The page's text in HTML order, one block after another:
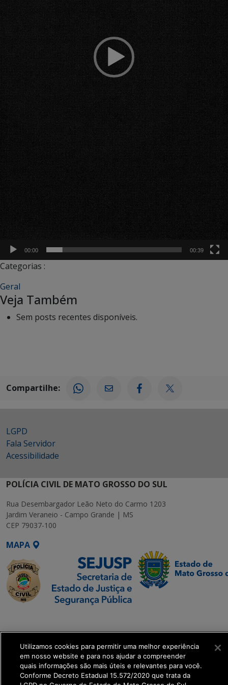
00:00 00:39
Categorias :
Geral
Veja Também
Sem posts recentes disponíveis.
Compartilhe:
LGPD
Fala Servidor
Acessibilidade
POLÍCIA CIVIL DE MATO GROSSO DO SUL
Rua Desembargador Leão Neto do Carmo 1203
Jardim Veraneio - Campo Grande | MS
CEP 79037-100
MAPA
Executiva de
Transformação Digital
get_footer();
Utilizamos cookies para permitir uma melhor experiência
em nosso website e para nos ajudar a compreender
quais informações são mais úteis e relevantes para você.
Conforme Decreto Estadual 15.572/2020 que trata da